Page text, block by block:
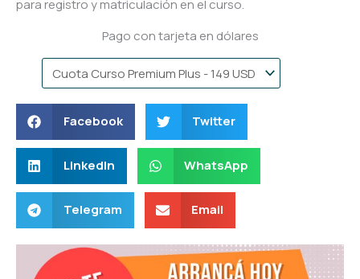
para registro y matriculación en el curso.
Pago con tarjeta en dólares
Facebook Twitter
LinkedIn WhatsApp
Telegram Email